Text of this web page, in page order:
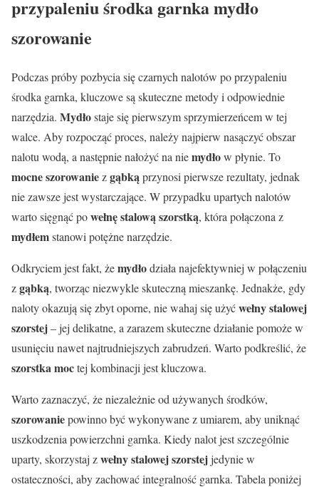
przypaleniu środka garnka mydło
szorowanie
Podczas próby pozbycia się czarnych nalotów po przypaleniu
środka garnka, kluczowe są skuteczne metody i odpowiednie
narzędzia. Mydłostaje się pierwszym sprzymierzeńcem w tej
walce. Aby rozpocząć proces, należy najpierw nasączyć obszar
nalotu wodą, a następnie nałożyć na niemydłow płynie. To
mocne szorowaniezgąbkąprzynosi pierwsze rezultaty, jednak
nie zawsze jest wystarczające. W przypadku upartych nalotów
warto sięgnąć powełnę stalową szorstką, która połączona z
mydłemstanowi potężne narzędzie.
Odkryciem jest fakt, żemydłodziała najefektywniej w połączeniu
zgąbką, tworząc niezwykle skuteczną mieszankę. Jednakże, gdy
naloty okazują się zbyt oporne, nie wahaj się użyćwełny stalowej
szorstej– jej delikatne, a zarazem skuteczne działanie pomoże w
usunięciu nawet najtrudniejszych zabrudzeń. Warto podkreślić, że
szorstka moctej kombinacji jest kluczowa.
Warto zaznaczyć, że niezależnie od używanych środków,
szorowaniepowinno być wykonywane z umiarem, aby uniknąć
uszkodzenia powierzchni garnka. Kiedy nalot jest szczególnie
uparty, skorzystaj zwełny stalowej szorstejjedynie w
ostateczności, aby zachować integralność garnka. Tabela poniżej